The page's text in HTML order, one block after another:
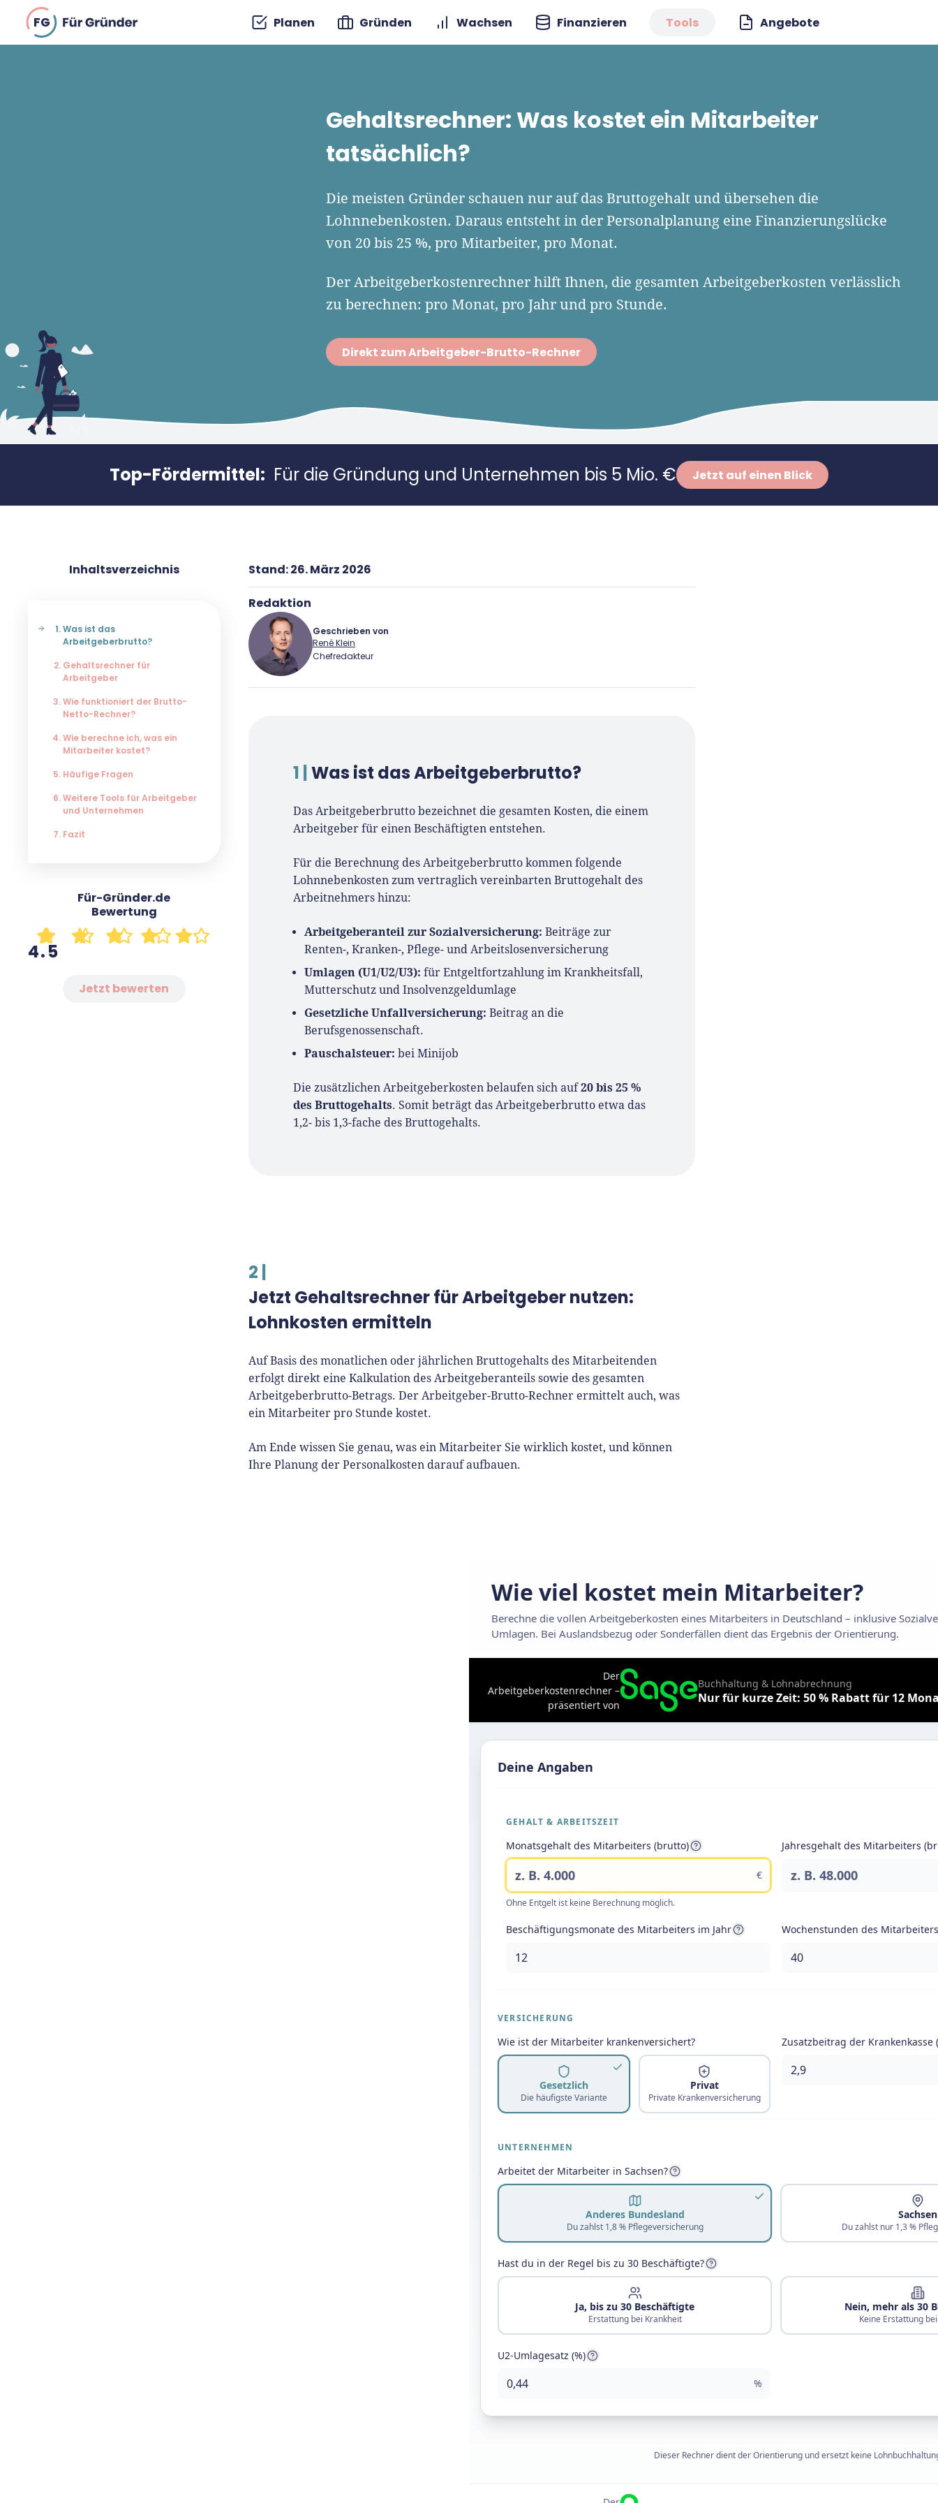
FG Planen Gründen Wachsen Finanzieren Tools Angebote
Gehaltsrechner: Was kostet ein Mitarbeiter
tatsächlich?
Die meisten Gründer schauen nur auf das Bruttogehalt und übersehen die
Lohnnebenkosten. Daraus entsteht in der Personalplanung eine Finanzierungslücke
von 20 bis 25 %, pro Mitarbeiter, pro Monat.
Der Arbeitgeberkostenrechner hilft Ihnen, die gesamten Arbeitgeberkosten verlässlich
zu berechnen: pro Monat, pro Jahr und pro Stunde.
Direkt zum Arbeitgeber-Brutto-Rechner
Top-Fördermittel: Für die Gründung und Unternehmen bis 5 Mio. € Jetzt auf einen Blick
Inhaltsverzeichnis
Was ist das
Arbeitgeberbrutto?
Gehaltsrechner für
Arbeitgeber
Wie funktioniert der Brutto-
Netto-Rechner?
Wie berechne ich, was ein
Mitarbeiter kostet?
Häufige Fragen
Weitere Tools für Arbeitgeber
und Unternehmen
Fazit
Für-Gründer.de
Bewertung
4.5
Jetzt bewerten
Stand:26. März 2026
Redaktion
Geschrieben von
René Klein
Chefredakteur
Seit 2010 ist René als Gründer von
Gründerlandschaft. Seine Mission:
Gründerinnen und Gründern
Insights an die Hand zu geben. Das
tut er als Chefredakteur, Podcast-
Host, Webinar-Moderator und auf
Er ist Interviewpartner in anderen
Medien und verfasst Fachbeiträge
zu Gründungsthemen.
1 |Was ist das Arbeitgeberbrutto?
Das Arbeitgeberbrutto bezeichnet die gesamten Kosten, die einem
Arbeitgeber für einen Beschäftigten entstehen.
Für die Berechnung des Arbeitgeberbrutto kommen folgende
Lohnnebenkosten zum vertraglich vereinbarten Bruttogehalt des
Arbeitnehmers hinzu:
Arbeitgeberanteil zur Sozialversicherung: Beiträge zur
Renten-, Kranken-, Pflege- und Arbeitslosenversicherung
Umlagen (U1/U2/U3): für Entgeltfortzahlung im Krankheitsfall,
Mutterschutz und Insolvenzgeldumlage
Gesetzliche Unfallversicherung: Beitrag an die
Berufsgenossenschaft.
Pauschalsteuer: bei Minijob
Die zusätzlichen Arbeitgeberkosten belaufen sich auf20 bis 25 %
des Bruttogehalts. Somit beträgt das Arbeitgeberbrutto etwa das
1,2- bis 1,3-fache des Bruttogehalts.
2 |
Jetzt Gehaltsrechner für Arbeitgeber nutzen:
Lohnkosten ermitteln
Auf Basis des monatlichen oder jährlichen Bruttogehalts des Mitarbeitenden
erfolgt direkt eine Kalkulation des Arbeitgeberanteils sowie des gesamten
Arbeitgeberbrutto-Betrags. Der Arbeitgeber-Brutto-Rechner ermittelt auch, was
ein Mitarbeiter pro Stunde kostet.
Am Ende wissen Sie genau, was ein Mitarbeiter Sie wirklich kostet, und können
Ihre Planung der Personalkosten darauf aufbauen.